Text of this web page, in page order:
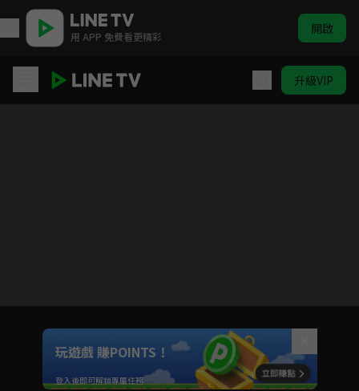
用 APP 免費看更精彩 開啟
升級VIP
Unmute
如有不便請見諒
玩遊戲 賺POINTS！
登入後即可解鎖專屬任務